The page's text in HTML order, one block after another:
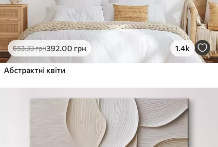
653.33грн392.00 грн 1.4k
Абстрактні квіти